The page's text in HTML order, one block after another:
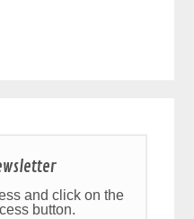
and click on the
button.